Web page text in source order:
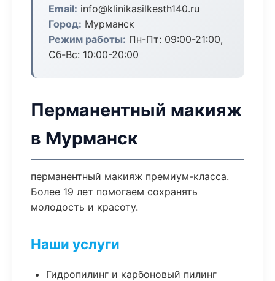
Email: info@klinikasilkesth140.ru
Город: Мурманск
Режим работы: Пн-Пт: 09:00-21:00,
Сб-Вс: 10:00-20:00
Перманентный макияж
в Мурманск
перманентный макияж премиум-класса.
Более 19 лет помогаем сохранять
молодость и красоту.
Наши услуги
Гидропилинг и карбоновый пилинг